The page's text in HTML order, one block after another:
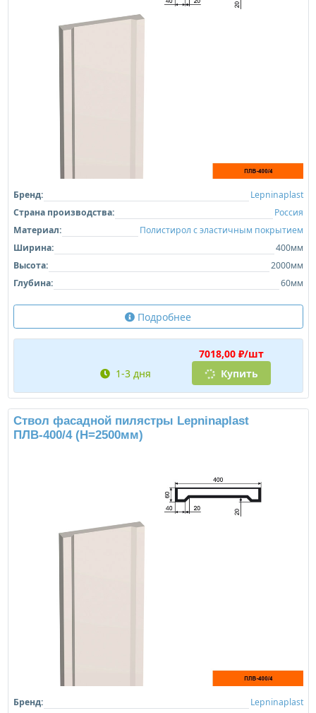
Бренд:
Lepninaplast
Страна производства:
Россия
Материал:
Полистирол с эластичным покрытием
Ширина:
400мм
Высота:
2000мм
Глубина:
60мм
Подробнее
7018,00 ₽/шт
1-3 дня
Купить
Ствол фасадной пилястры Lepninaplast
ПЛВ-400/4 (H=2500мм)
Бренд:
Lepninaplast